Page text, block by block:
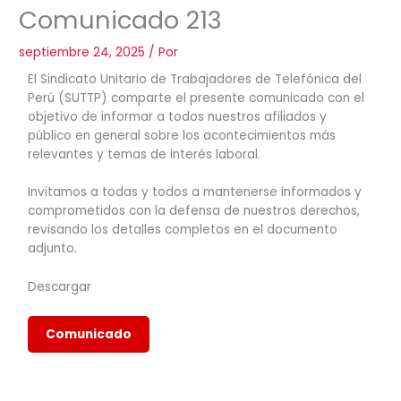
Comunicado 213
septiembre 24, 2025 / Por
El Sindicato Unitario de Trabajadores de Telefónica del
Perú (SUTTP) comparte el presente comunicado con el
objetivo de informar a todos nuestros afiliados y
público en general sobre los acontecimientos más
relevantes y temas de interés laboral.
Invitamos a todas y todos a mantenerse informados y
comprometidos con la defensa de nuestros derechos,
revisando los detalles completos en el documento
adjunto.
Descargar
Comunicado